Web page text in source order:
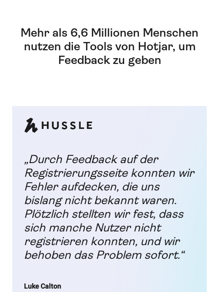
Mehr als 6,6 Millionen Menschen
nutzen die Tools von Hotjar, um
Feedback zu geben
„Durch Feedback auf der
Registrierungsseite konnten wir
Fehler aufdecken, die uns
bislang nicht bekannt waren.
Plötzlich stellten wir fest, dass
sich manche Nutzer nicht
registrieren konnten, und wir
behoben das Problem sofort.“
Luke Calton